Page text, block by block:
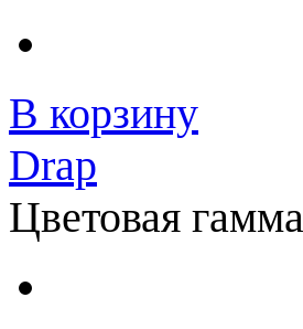
В корзину
Drap
Цветовая гамма